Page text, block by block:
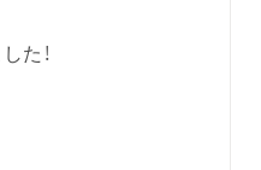
た！